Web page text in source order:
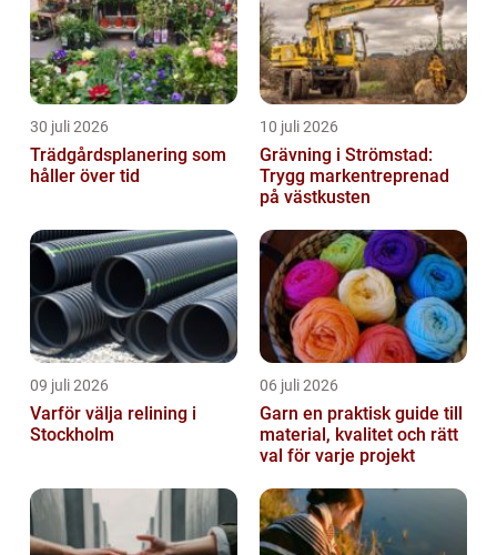
30 juli 2026
Trädgårdsplanering som
håller över tid
10 juli 2026
Grävning i Strömstad:
Trygg markentreprenad
på västkusten
09 juli 2026
Varför välja relining i
Stockholm
06 juli 2026
Garn en praktisk guide till
material, kvalitet och rätt
val för varje projekt